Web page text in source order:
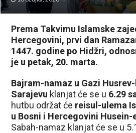
Prema Takvimu Islamske
Hercegovini, prvi dan
1447. godine po Hidžri,
je u petak, 20. marta.
Bajram-namaz u Gazi
Sarajevu klanjat će se u 6.29
hutbu održat će reisul-ulema
u Bosni i Hercegovini Husein-
Sabah-namaz klanjat će se u